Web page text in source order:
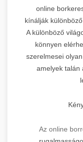
online
kínálják
A különböző
könnyen
szerelmesei
amelyek talán
Az online